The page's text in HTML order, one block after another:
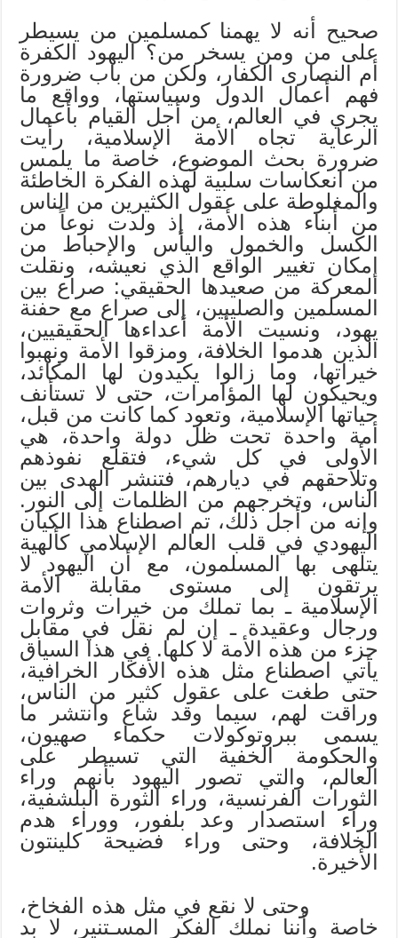
صحيح أنه لا يهمنا كمسلمين من يسيطر
على من ومن يسخر من؟ اليهود الكفرة
أم النصارى الكفار، ولكن من باب ضرورة
فهم أعمال الدول وسياستها، وواقع ما
يجري في العالم، من أجل القيام بأعمال
الرعاية تجاه الأمة الإسلامية، رأيت
ضرورة بحث الموضوع، خاصة ما يلمس
من انعكاسات سلبية لهذه الفكرة الخاطئة
والمغلوطة على عقول الكثيرين من الناس
من أبناء هذه الأمة، إذ ولدت نوعاً من
الكسل والخمول واليأس والإحباط من
إمكان تغيير الواقع الذي نعيشه، ونقلت
المعركة من صعيدها الحقيقي: صراع بين
المسلمين والصليبين، إلى صراع مع حفنة
يهود، ونسيت الأمة أعداءها الحقيقيين،
الذين هدموا الخلافة، ومزقوا الأمة ونهبوا
خيراتها، وما زالوا يكيدون لها المكائد،
ويحيكون لها المؤامرات، حتى لا تستأنف
حياتها الإسلامية، وتعود كما كانت من قبل،
أمة واحدة تحت ظل دولة واحدة، هي
الأولى في كل شيء، فتقلع نفوذهم
وتلاحقهم في ديارهم، فتنشر الهدى بين
الناس، وتخرجهم من الظلمات إلى النور.
وإنه من أجل ذلك، تم اصطناع هذا الكيان
اليهودي في قلب العالم الإسلامي كألهية
يتلهى بها المسلمون، مع أن اليهود لا
يرتقون إلى مستوى مقابلة الأمة
الإسلامية ـ بما تملك من خيرات وثروات
ورجال وعقيدة ـ إن لم نقل في مقابل
جزء من هذه الأمة لا كلها. في هذا السياق
يأتي اصطناع مثل هذه الأفكار الخرافية،
حتى طغت على عقول كثير من الناس،
وراقت لهم، سيما وقد شاع وانتشر ما
يسمى ببروتوكولات حكماء صهيون،
والحكومة الخفية التي تسيطر على
العالم، والتي تصور اليهود بأنهم وراء
الثورات الفرنسية، وراء الثورة البلشفية،
وراء استصدار وعد بلفور، ووراء هدم
الخلافة، وحتى وراء فضيحة كلينتون
الأخيرة.
وحتى لا نقع في مثل هذه الفخاخ،
خاصة وأننا نملك الفكر المسـتنير، لا بد